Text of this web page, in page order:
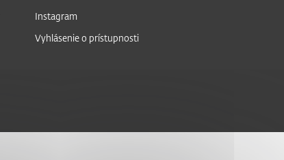
Instagram
Vyhlásenie o prístupnosti